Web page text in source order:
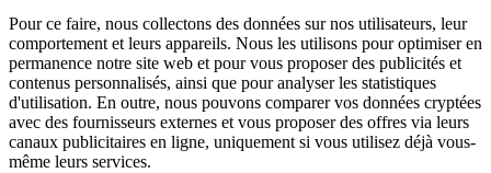
Pour ce faire, nous collectons des données sur nos utilisateurs, leur
comportement et leurs appareils. Nous les utilisons pour optimiser en
permanence notre site web et pour vous proposer des publicités et
contenus personnalisés, ainsi que pour analyser les statistiques
d'utilisation. En outre, nous pouvons comparer vos données cryptées
avec des fournisseurs externes et vous proposer des offres via leurs
canaux publicitaires en ligne, uniquement si vous utilisez déjà vous-
même leurs services.